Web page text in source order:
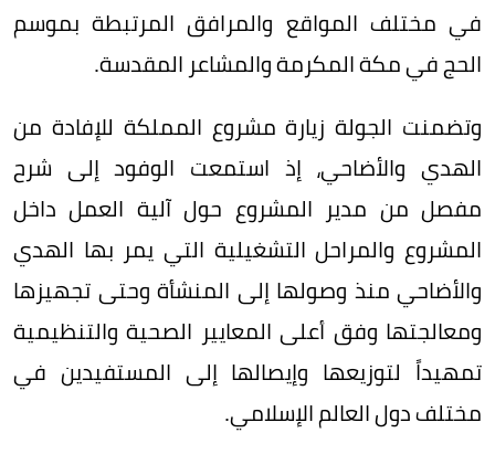
في مختلف المواقع والمرافق المرتبطة بموسم
الحج في مكة المكرمة والمشاعر المقدسة.
وتضمنت الجولة زيارة مشروع المملكة للإفادة من
الهدي والأضاحي، إذ استمعت الوفود إلى شرح
مفصل من مدير المشروع حول آلية العمل داخل
المشروع والمراحل التشغيلية التي يمر بها الهدي
والأضاحي منذ وصولها إلى المنشأة وحتى تجهيزها
ومعالجتها وفق أعلى المعايير الصحية والتنظيمية
تمهيداً لتوزيعها وإيصالها إلى المستفيدين في
مختلف دول العالم الإسلامي.